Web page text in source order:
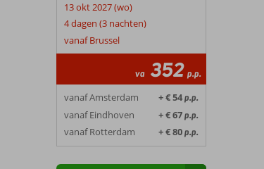
13 okt 2027 (wo)
4 dagen (3 nachten)
vanaf Brussel
va 352 p.p.
vanaf Amsterdam + € 54p.p.
vanaf Eindhoven + € 67p.p.
vanaf Rotterdam + € 80p.p.